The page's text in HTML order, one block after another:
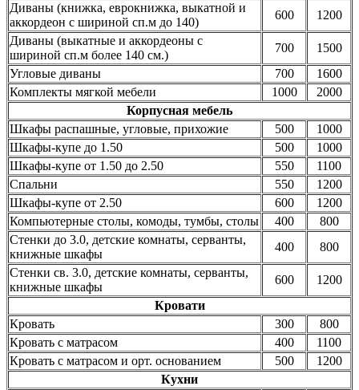
Диваны (книжка, еврокнижка, выкатной и
аккордеон с шириной сп.м до 140)
600
1200
Диваны (выкатные и аккордеоны с
шириной сп.м более 140 см.)
700
1500
Угловые диваны
700
1600
Комплекты мягкой мебели
1000
2000
Корпусная мебель
Шкафы распашные, угловые, прихожие
500
1000
Шкафы-купе до 1.50
500
1000
Шкафы-купе от 1.50 до 2.50
550
1100
Спальни
550
1200
Шкафы-купе от 2.50
600
1200
Компьютерные столы, комоды, тумбы, столы
400
800
Стенки до 3.0, детские комнаты, серванты,
книжные шкафы
400
800
Стенки св. 3.0, детские комнаты, серванты,
книжные шкафы
600
1200
Кровати
Кровать
300
800
Кровать с матрасом
400
1100
Кровать с матрасом и орт. основанием
500
1200
Кухни